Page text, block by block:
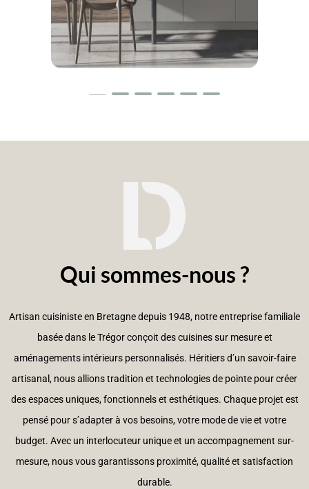
Qui sommes-nous ?
Artisan cuisiniste en Bretagne depuis 1948, notre entreprise familiale
basée dans le Trégor conçoit des cuisines sur mesure et
aménagements intérieurs personnalisés. Héritiers d’un savoir-faire
artisanal, nous allions tradition et technologies de pointe pour créer
des espaces uniques, fonctionnels et esthétiques. Chaque projet est
pensé pour s’adapter à vos besoins, votre mode de vie et votre
budget. Avec un interlocuteur unique et un accompagnement sur-
mesure, nous vous garantissons proximité, qualité et satisfaction
durable.